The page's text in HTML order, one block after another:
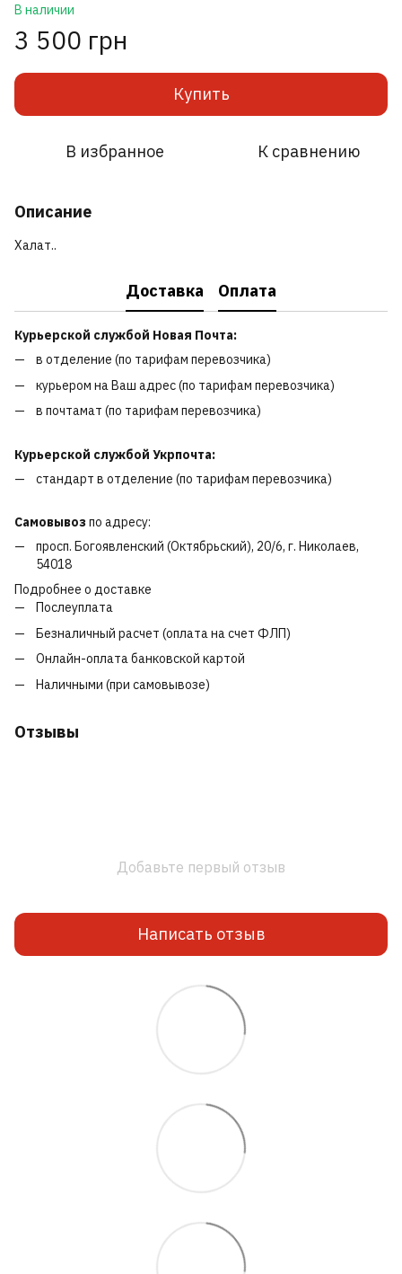
В наличии
3 500 грн
Купить
В избранное К сравнению
Описание
Халат..
Доставка Оплата
Курьерской службой Новая Почта:
в отделение (по тарифам перевозчика)
курьером на Ваш адрес (по тарифам перевозчика)
в почтамат (по тарифам перевозчика)
Курьерской службой Укрпочта:
стандарт в отделение (по тарифам перевозчика)
Самовывозпо адресу:
просп. Богоявленский (Октябрьский), 20/6, г. Николаев,
54018
Подробнее о доставке
Послеуплата
Безналичный расчет (оплата на счет ФЛП)
Онлайн-оплата банковской картой
Наличными (при самовывозе)
Отзывы
Добавьте первый отзыв
Написать отзыв